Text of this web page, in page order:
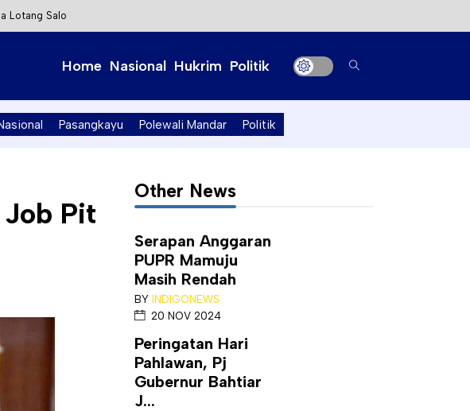
Lotang Salo
Ilegal
Home Nasional Hukrim Politik
Pasangkayu Polewali Mandar Politik
Pit
Other News
Serapan Anggaran
PUPR Mamuju
Masih Rendah
BY INDIGONEWS
20 NOV 2024
Peringatan Hari
Pahlawan, Pj
Gubernur Bahtiar
J...